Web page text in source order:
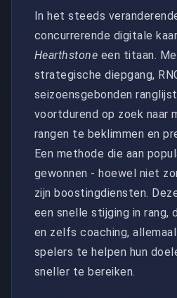
In het steeds
concurrerende digitale
Hearthstone een titaan.
strategische diepgang,
seizoensgebonden
voortdurend op zoek naar
rangen te beklimmen en
Een methode die aan
gewonnen - hoewel niet
zijn boostingdiensten.
een snelle stijging in rang,
en zelfs coaching,
spelers te helpen hun
sneller te bereiken.